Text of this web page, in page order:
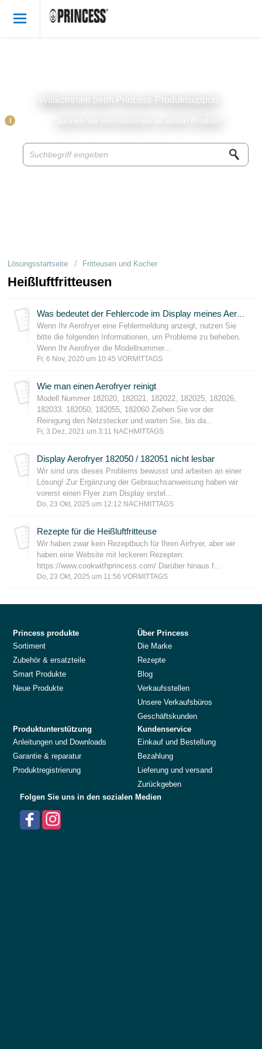
Princess Produkte
Kundenservice
Willkommen beim Princess-Produktsupport
Suchen Sie Informationen zu einem Produkt?
i
Lösungsstartseite Fritteusen und Kocher
Heißluftfritteusen
Wenn Ihr Aerofryer eine Fehlermeldung anzeigt, nutzen Sie
bitte die folgenden Informationen, um Probleme zu beheben.
Wenn Ihr Aerofryer die Modellnummer...
Fr, 6 Nov, 2020 um 10:45 VORMITTAGS
Wie man einen Aerofryer reinigt
Modell Nummer 182020, 182021, 182022, 182025, 182026,
182033. 182050, 182055, 182060 Ziehen Sie vor der
Reinigung den Netzstecker und warten Sie, bis da...
Fr, 3 Dez, 2021 um 3:11 NACHMITTAGS
Display Aerofryer 182050 / 182051 nicht lesbar
Wir sind uns dieses Problems bewusst und arbeiten an einer
Lösung! Zur Ergänzung der Gebrauchsanweisung haben wir
vorerst einen Flyer zum Display erstel...
Do, 23 Okt, 2025 um 12:12 NACHMITTAGS
Rezepte für die Heißluftfritteuse
Wir haben zwar kein Rezeptbuch für Ihren Airfryer, aber wir
haben eine Website mit leckeren Rezepten:
https://www.cookwithprincess.com/ Darüber hinaus f...
Do, 23 Okt, 2025 um 11:56 VORMITTAGS
Princess produkte
Sortiment
Zubehör & ersatzteile
Smart Produkte
Neue Produkte
Über Princess
Die Marke
Rezepte
Blog
Verkaufsstellen
Unsere Verkaufsbüros
Geschäftskunden
Produktunterstützung
Anleitungen und Downloads
Garantie & reparatur
Produktregistrierung
Kundenservice
Einkauf und Bestellung
Bezahlung
Lieferung und versand
Zurückgeben
Folgen Sie uns in den sozialen Medien